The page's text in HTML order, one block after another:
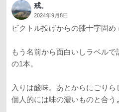
戒。
2024年9月8日
ビクトル投げからの膝十字固め
もう名前から面白いしラベル
の1本。
入りは酸味。あとからにごりら
個人的には味の濃いものと合う